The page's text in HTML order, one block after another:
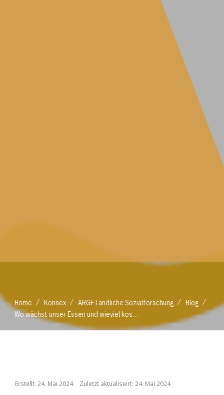
Home / Konnex / ARGE Ländliche Sozialforschung / Blog /
Wo wächst unser Essen und wieviel kostet das?
Erstellt: 24. Mai 2024 Zuletzt aktualisiert: 24. Mai 2024